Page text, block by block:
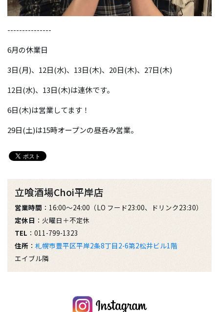
---------------
6月の休業日
3日(月)、12日(水)、13日(木)、20日(木)、27日(木)
12日(水)、13日(木)は連休です。
6日(木)は営業してます！
29日(土)は15時オープンの昼呑み営業。
立喰酒場Choi平岸店
営業時間 ：16:00～24:00（LO フード23:00、ドリンク23:30）
定休日 ：火曜日＋不定休
TEL ：011-799-1323
住所 ： 札幌市豊平区平岸2条8丁目2-6第2松井ビル1階
エイブル隣